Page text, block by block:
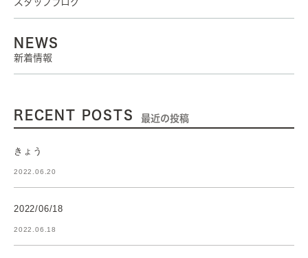
スタッフブログ
NEWS
新着情報
RECENT POSTS 最近の投稿
きょう
2022.06.20
2022/06/18
2022.06.18